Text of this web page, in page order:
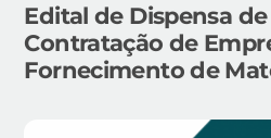
Edital de Dispensa
Contratação de
Fornecimento de